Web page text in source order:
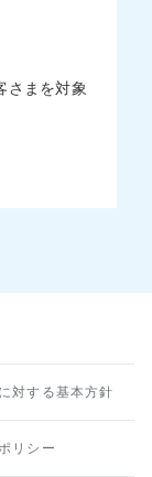
さまを対象
対する基本方針
リシー